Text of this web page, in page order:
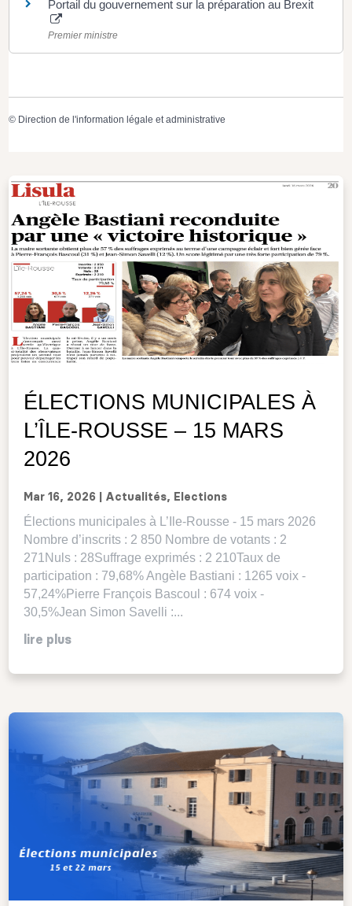
Portail du gouvernement sur la préparation au Brexit
Premier ministre
© Direction de l'information légale et administrative
ÉLECTIONS MUNICIPALES À
L’ÎLE-ROUSSE – 15 MARS
2026
Mar 16, 2026 Actualités, Elections
Élections municipales à L’Ile-Rousse - 15 mars 2026
Nombre d’inscrits : 2 850 Nombre de votants : 2
271Nuls : 28Suffrage exprimés : 2 210Taux de
participation : 79,68% Angèle Bastiani : 1265 voix -
57,24%Pierre François Bascoul : 674 voix -
30,5%Jean Simon Savelli :...
lire plus